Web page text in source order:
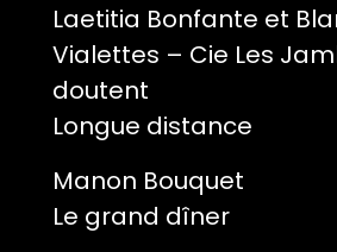
Laetitia Bonfante et
Vialettes – Cie Les
doutent
Longue distance
Manon Bouquet
Le grand dîner